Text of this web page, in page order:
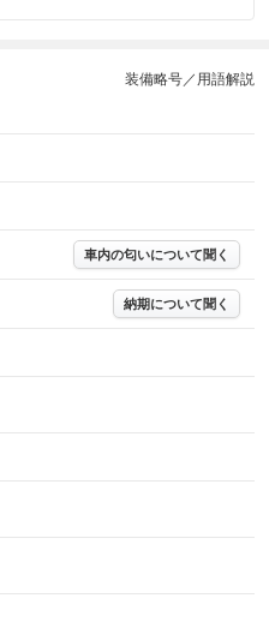
装備略号／用語解説
車内の匂いについて聞く
納期について聞く